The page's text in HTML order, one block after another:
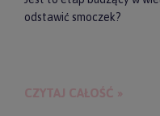
odstawić smoczek?
CZYTAJ CAŁOŚĆ »